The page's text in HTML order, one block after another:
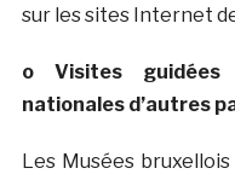
sur les sites Internet
o Visites
nationales d’autres
Les Musées